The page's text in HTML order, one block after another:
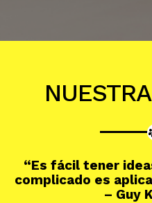
“Es fácil tener
complicado es
– Guy